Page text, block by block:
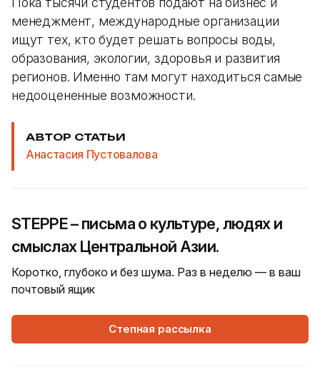
менеджмент, международные организации
ищут тех, кто будет решать вопросы воды,
образования, экологии, здоровья и развития
регионов. Именно там могут находиться самые
недооцененные возможности.
АВТОР СТАТЬИ
Анастасия Пустовалова
STEPPE – письма о культуре, людях и
смыслах Центральной Азии.
Коротко, глубоко и без шума. Раз в неделю — в ваш
почтовый ящик
Степная рассылка